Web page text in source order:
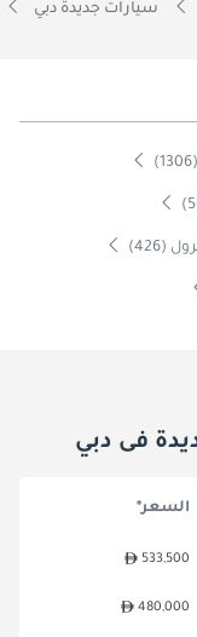
سيارات جديدة دبي
(426)
السعر*
533,500
480,000